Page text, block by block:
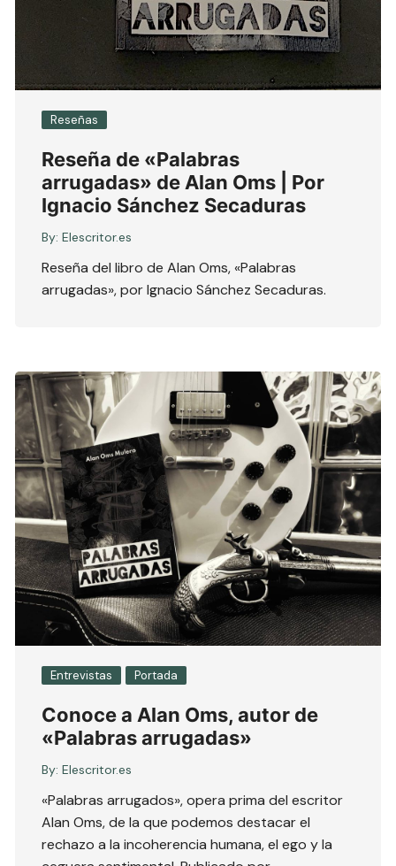
Reseñas
Reseña de «Palabras
arrugadas» de Alan Oms | Por
Ignacio Sánchez Secaduras
By: Elescritor.es
Reseña del libro de Alan Oms, «Palabras
arrugadas», por Ignacio Sánchez Secaduras.
Entrevistas Portada
Conoce a Alan Oms, autor de
«Palabras arrugadas»
By: Elescritor.es
«Palabras arrugados», opera prima del escritor
Alan Oms, de la que podemos destacar el
rechazo a la incoherencia humana, el ego y la